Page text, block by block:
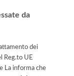
da
dei
Reg.to UE
La informa che